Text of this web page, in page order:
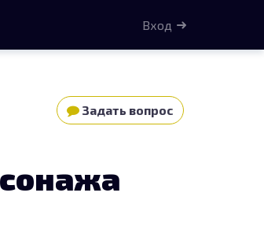
Задать вопрос
Вход